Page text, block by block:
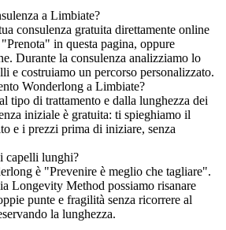
a Limbiate?
consulenza gratuita direttamente online
in questa pagina, oppure
Durante la consulenza analizziamo lo
e costruiamo un percorso personalizzato.
Wonderlong a Limbiate?
tipo di trattamento e dalla lunghezza dei
iniziale è gratuita: ti spieghiamo il
e i prezzi prima di iniziare, senza
capelli lunghi?
è "Prevenire è meglio che tagliare".
Longevity Method possiamo risanare
punte e fragilità senza ricorrere al
la lunghezza.